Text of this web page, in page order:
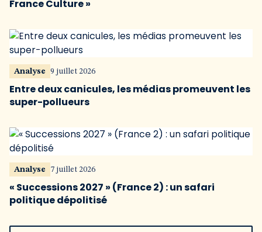
France Culture »
Analyse 9 juillet 2026
Entre deux canicules, les médias promeuvent les
super-pollueurs
Analyse 7 juillet 2026
« Successions 2027 » (France 2) : un safari
politique dépolitisé